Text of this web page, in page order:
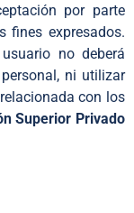
por parte
fines expresados.
no deberá
ni utilizar
con los
Superior Privado